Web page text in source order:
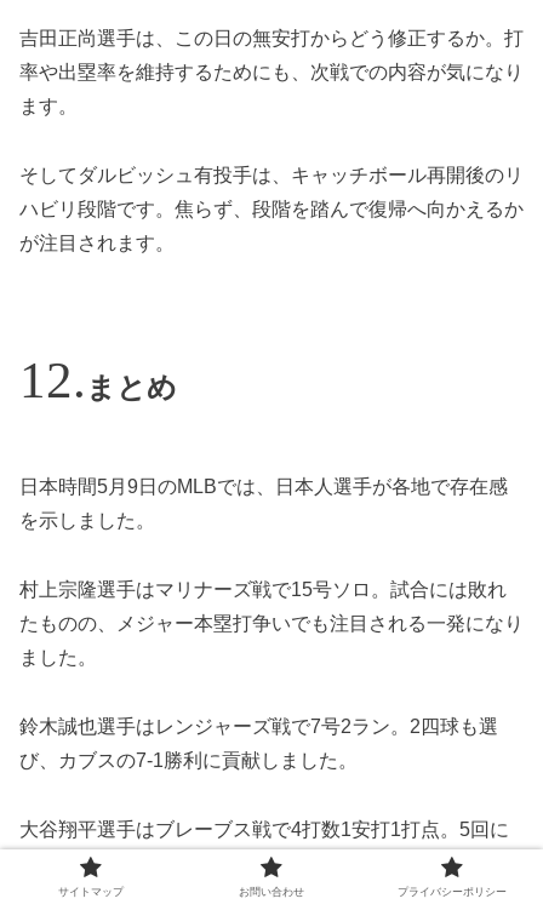
吉田正尚選手は、この日の無安打からどう修正するか。打
率や出塁率を維持するためにも、次戦での内容が気になり
ます。
そしてダルビッシュ有投手は、キャッチボール再開後のリ
ハビリ段階です。焦らず、段階を踏んで復帰へ向かえるか
が注目されます。
まとめ
日本時間5月9日のMLBでは、日本人選手が各地で存在感
を示しました。
村上宗隆選手はマリナーズ戦で15号ソロ。試合には敗れ
たものの、メジャー本塁打争いでも注目される一発になり
ました。
鈴木誠也選手はレンジャーズ戦で7号2ラン。2四球も選
び、カブスの7-1勝利に貢献しました。
大谷翔平選手はブレーブス戦で4打数1安打1打点。5回に
勝ち越しタイムリーを放ち、ドジャースの3-1勝利を引き
寄せました。
サイトマップ お問い合わせ プライバシーポリシー